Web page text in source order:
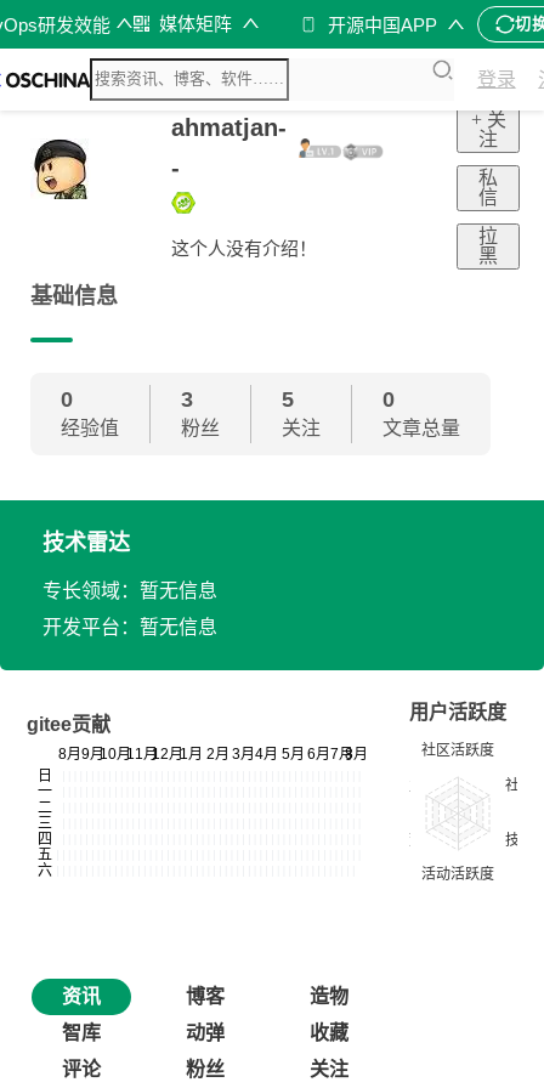
研发效能 媒体矩阵 开源中国APP 切
登录
ahmatjan-
-
这个人没有介绍！
+ 关
注
私
信
拉
黑
基础信息
0
经验值
3
粉丝
5
关注
0
文章总量
技术雷达
专长领域：暂无信息
开发平台：暂无信息
gitee贡献
用户活跃度
资讯 博客
造物
智库
动弹
收藏
评论
粉丝 关注